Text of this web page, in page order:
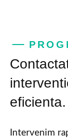
eficienta.
Intervenim